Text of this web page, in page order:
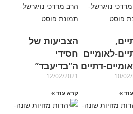
לאומיים
דתיים
10/
»
הצביעות של
חסידי
ה”בדיעבד”
12/02/2021
קרא עוד »